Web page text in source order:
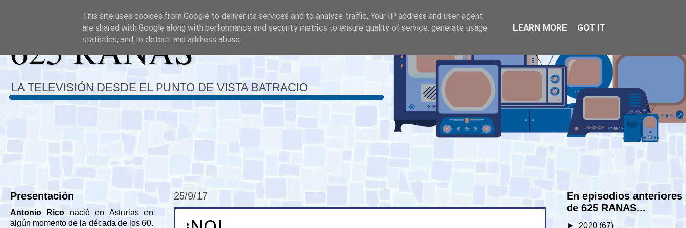
625 RANAS
LA TELEVISIÓN DESDE EL PUNTO DE VISTA BATRACIO
25/9/17
Presentación
Antonio Rico nació en Asturias en
algún momento de la década de los 60.
En episodios anteriores
de 625 RANAS...
► 2020 (67)
This site uses cookies from Google to deliver its services and to analyze traffic. Your IP address and user-agent
are shared with Google along with performance and security metrics to ensure quality of service, generate usage
statistics, and to detect and address abuse.
LEARN MORE GOT IT